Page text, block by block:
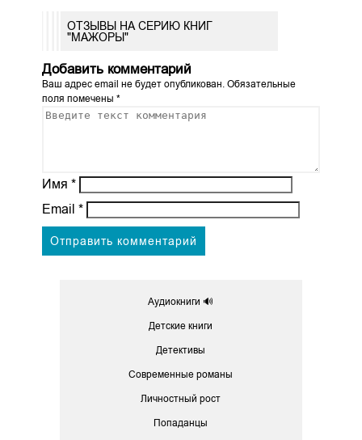
ОТЗЫВЫ НА СЕРИЮ КНИГ
"МАЖОРЫ"
Добавить комментарий
Ваш адрес email не будет опубликован. Обязательные
поля помечены *
Имя *
Email *
Аудиокниги 🔊
Детские книги
Детективы
Современные романы
Личностный рост
Попаданцы